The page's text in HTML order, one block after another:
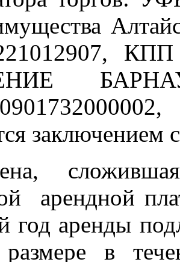
КПП
заключением
арендной
год аренды
в